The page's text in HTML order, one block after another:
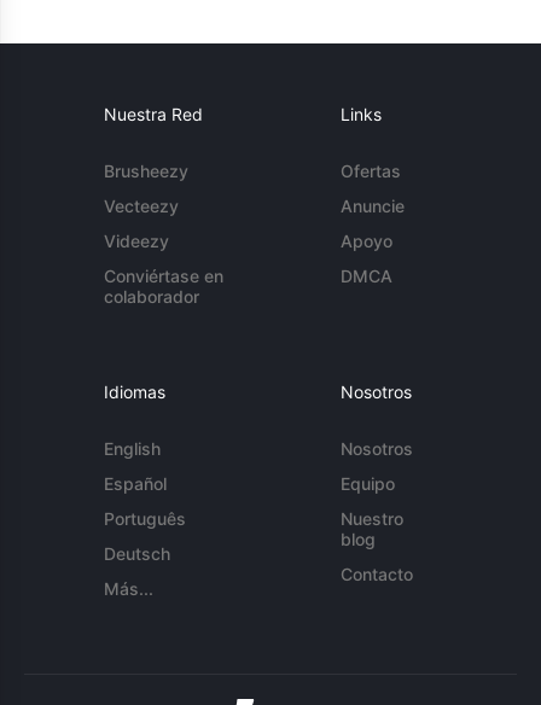
Nuestra Red
Brusheezy
Vecteezy
Videezy
Conviértase en
colaborador
Links
Ofertas
Anuncie
Apoyo
DMCA
Idiomas
English
Español
Português
Deutsch
Más...
Nosotros
Nosotros
Equipo
Nuestro
blog
Contacto